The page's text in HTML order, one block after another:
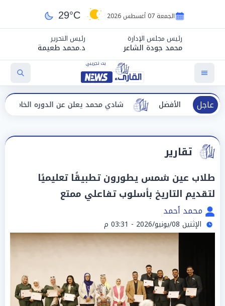
الجمعة 07 أغسطس 2026 29°C
رئيس مجلس الإدارة
محمد جودة الشاعر
رئيس التحرير
د.محمد طعيمة
عاجل شادي محمد يعلن عن الدوره الخامسه الأفضل
تقارير
طلاب عين شمس يطورون تطبيقًا تعليميًا
لتقديم التاريخ بأسلوب تفاعلي ممتع
محمد أحمد
الإثنين 08/يونيو/2026 - 03:31 م